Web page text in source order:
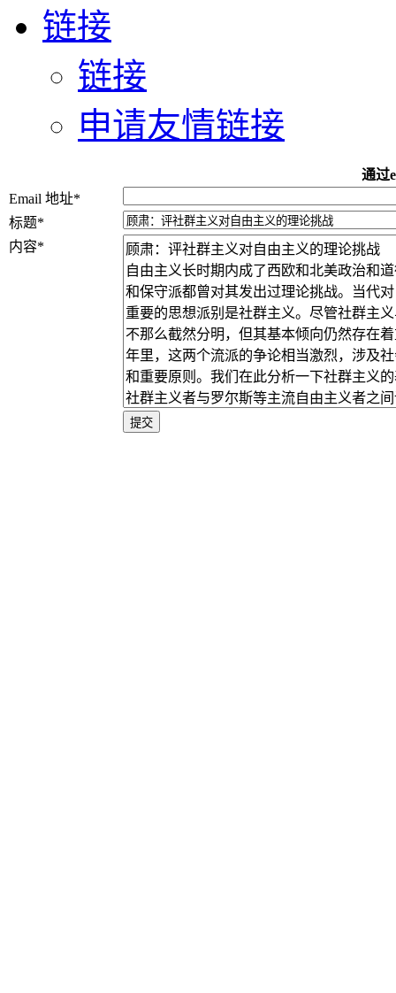
链接
链接
申请友情链接
通过
Email 地址*
标题*
内容*